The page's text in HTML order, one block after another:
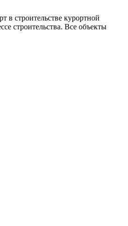
в строительстве курортной
строительства. Все объекты